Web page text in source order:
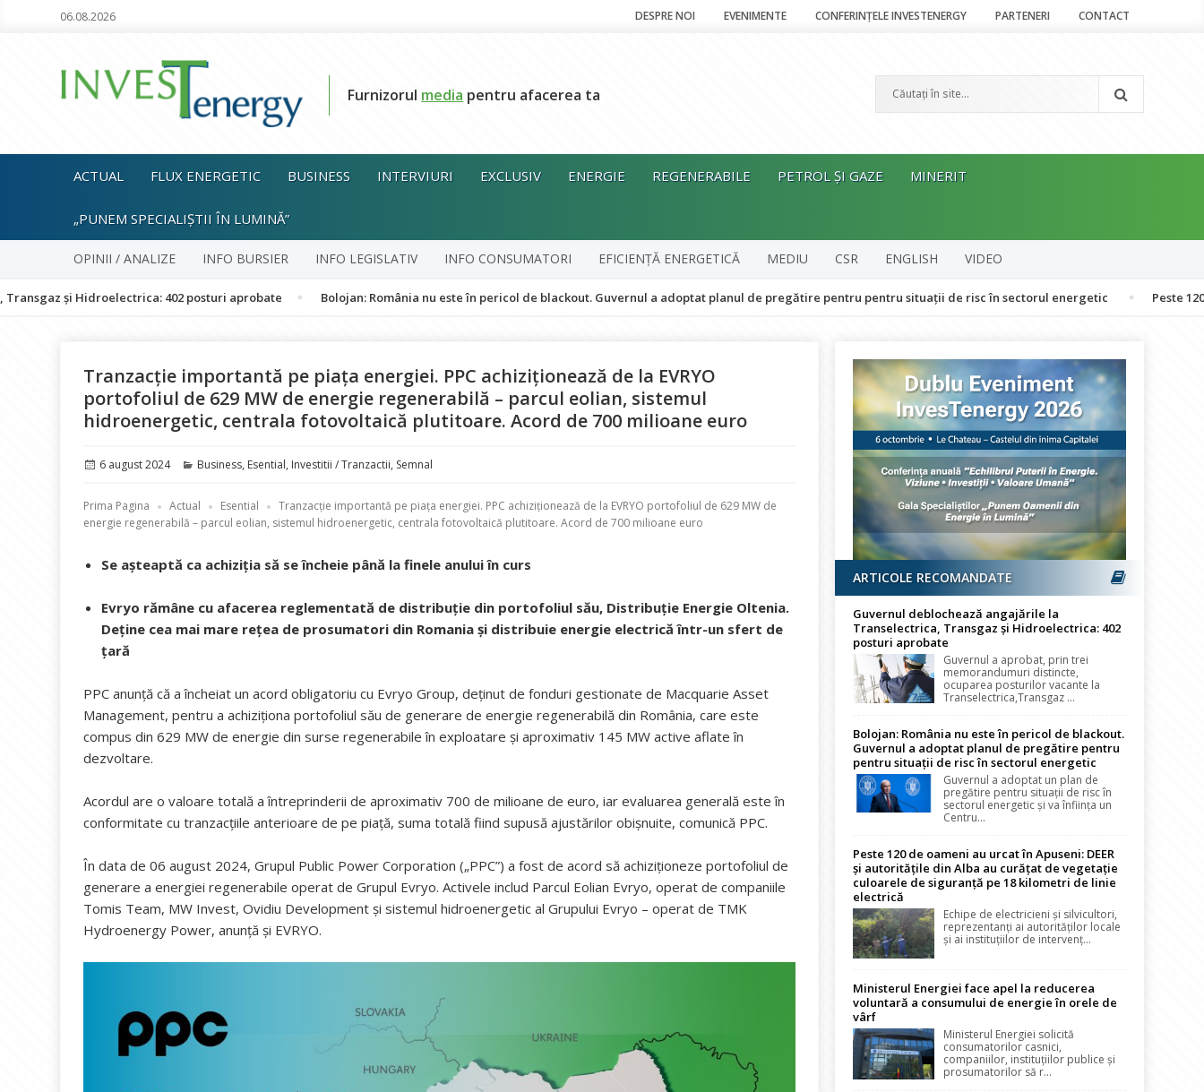
06.08.2026 DESPRE NOI EVENIMENTE CONFERINȚELE INVESTENERGY PARTENERI CONTACT
Furnizorul media pentru afacerea ta
ACTUAL FLUX ENERGETIC BUSINESS INTERVIURI EXCLUSIV ENERGIE REGENERABILE PETROL ȘI GAZE MINERIT
„PUNEM SPECIALIȘTII ÎN LUMINĂ”
OPINII / ANALIZE INFO BURSIER INFO LEGISLATIV INFO CONSUMATORI EFICIENȚĂ ENERGETICĂ MEDIU CSR ENGLISH VIDEO
402 posturi aprobate Bolojan: România nu este în pericol de blackout. Guvernul a adoptat planul de pregătire pentru pentru situații de risc în sectorul energetic Peste 120 de oameni
Tranzacție importantă pe piața energiei. PPC achiziționează de la EVRYO
portofoliul de 629 MW de energie regenerabilă – parcul eolian, sistemul
hidroenergetic, centrala fotovoltaică plutitoare. Acord de 700 milioane euro
Publicat
6 august 2024 Categorii
Business, Esential, Investitii / Tranzactii, Semnal
Prima Pagina Actual Esential
Tranzacție importantă pe piața energiei. PPC achiziționează de la EVRYO portofoliul de 629 MW de
energie regenerabilă – parcul eolian, sistemul hidroenergetic, centrala fotovoltaică plutitoare. Acord de 700 milioane euro
Se așteaptă ca achiziția să se încheie până la finele anului în curs
Evryo rămâne cu afacerea reglementată de distribuție din portofoliul său, Distribuție Energie Oltenia.
Deține cea mai mare rețea de prosumatori din Romania și distribuie energie electrică într-un sfert de
țară
PPC anunță că a încheiat un acord obligatoriu cu Evryo Group, deținut de fonduri gestionate de Macquarie Asset
Management, pentru a achiziționa portofoliul său de generare de energie regenerabilă din România, care este
compus din 629 MW de energie din surse regenerabile în exploatare și aproximativ 145 MW active aflate în
dezvoltare.
Acordul are o valoare totală a întreprinderii de aproximativ 700 de milioane de euro, iar evaluarea generală este în
conformitate cu tranzacțiile anterioare de pe piață, suma totală fiind supusă ajustărilor obișnuite, comunică PPC.
În data de 06 august 2024, Grupul Public Power Corporation („PPC”) a fost de acord să achiziționeze portofoliul de
generare a energiei regenerabile operat de Grupul Evryo. Activele includ Parcul Eolian Evryo, operat de companiile
Tomis Team, MW Invest, Ovidiu Development și sistemul hidroenergetic al Grupului Evryo – operat de TMK
Hydroenergy Power, anunță și EVRYO.
ARTICOLE RECOMANDATE
Guvernul deblochează angajările la
Transelectrica, Transgaz și Hidroelectrica: 402
posturi aprobate
Guvernul a aprobat, prin trei
memorandumuri distincte,
ocuparea posturilor vacante la
Transelectrica,Transgaz ...
Bolojan: România nu este în pericol de blackout.
Guvernul a adoptat planul de pregătire pentru
pentru situații de risc în sectorul energetic
Guvernul a adoptat un plan de
pregătire pentru situații de risc în
sectorul energetic și va înființa un
Centru...
Peste 120 de oameni au urcat în Apuseni: DEER
și autoritățile din Alba au curățat de vegetație
culoarele de siguranță pe 18 kilometri de linie
electrică
Echipe de electricieni și silvicultori,
reprezentanți ai autorităților locale
și ai instituțiilor de intervenț...
Ministerul Energiei face apel la reducerea
voluntară a consumului de energie în orele de
vârf
Ministerul Energiei solicită
consumatorilor casnici,
companiilor, instituțiilor publice și
prosumatorilor să r...